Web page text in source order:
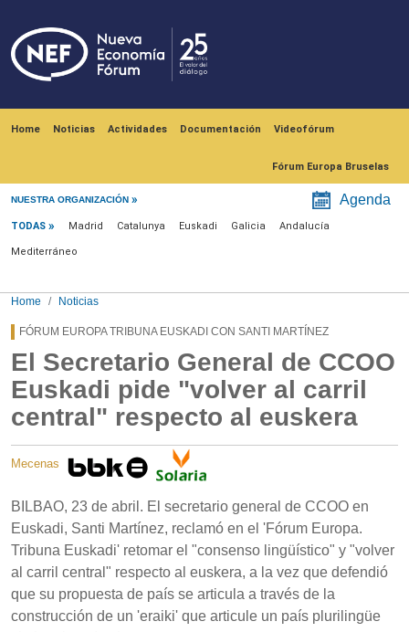
Home Noticias Actividades Documentación Videofórum
Fórum Europa Bruselas
NUESTRA ORGANIZACIÓN Agenda
Menú noticias
TODAS Madrid Catalunya Euskadi Galicia Andalucía
Mediterráneo
Home Noticias
FÓRUM EUROPA TRIBUNA EUSKADI CON SANTI MARTÍNEZ
El Secretario General de CCOO
Euskadi pide "volver al carril
central" respecto al euskera
Mecenas
BILBAO, 23 de abril. El secretario general de CCOO en
Euskadi, Santi Martínez, reclamó en el 'Fórum Europa.
Tribuna Euskadi' retomar el "consenso lingüístico" y "volver
al carril central" respecto al euskera, a la vez que defendió
que su propuesta de país se articula a través de la
construcción de un 'eraiki' que articule un país plurilingüe